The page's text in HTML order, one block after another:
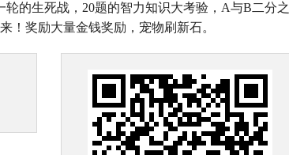
轮的生死战，20题的智力知识大考验，A与B二分之
！奖励大量金钱奖励，宠物刷新石。